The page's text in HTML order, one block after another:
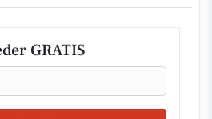
GRATIS